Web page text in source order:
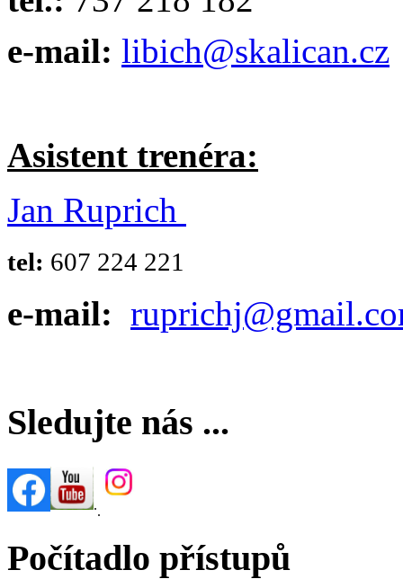
e-mail: libich@skalican.cz
Asistent trenéra:
Jan Ruprich
tel: 607 224 221
e-mail:
Sledujte nás ...
..
Počítadlo přístupů